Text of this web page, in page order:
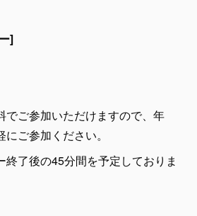
ードショー]
でご参加いただけますので、年
ご参加ください。
終了後の45分間を予定しておりま